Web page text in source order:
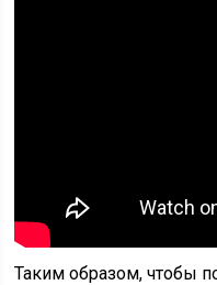
Таким образом, чтобы